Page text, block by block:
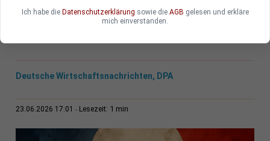
Sichtweisen Moskaus und der westlichen
Staaten inzwischen auseinanderliegen.
Deutsche Wirtschaftsnachrichten, DPA
23.06.2026 17:01 Lesezeit: 1 min
Ich habe die Datenschutzerklärung sowie die AGB gelesen und erkläre
mich einverstanden.